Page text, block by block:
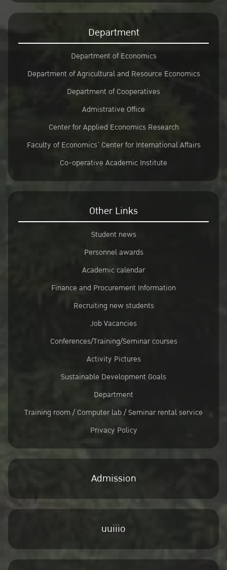
Department
Department of Economics
Department of Agricultural and Resource Economics
Department of Cooperatives
Admistrative Office
Center for Applied Economics Research
Faculty of Economics’ Center for International Affairs
Co-operative Academic Institute
Other Links
Student news
Personnel awards
Academic calendar
Finance and Procurement Information
Recruiting new students
Job Vacancies
Conferences/Training/Seminar courses
Activity Pictures
Sustainable Development Goals
Department
Training room / Computer lab / Seminar rental service
Privacy Policy
Admission
uuiiio